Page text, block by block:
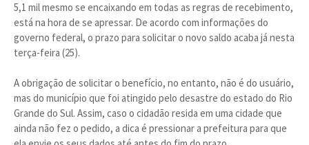
5,1 mil mesmo se encaixando em todas as regras de recebimento,
está na hora de se apressar. De acordo com informações do
governo federal, o prazo para solicitar o novo saldo acaba já nesta
terça-feira (25).
A obrigação de solicitar o benefício, no entanto, não é do usuário,
mas do município que foi atingido pelo desastre do estado do Rio
Grande do Sul. Assim, caso o cidadão resida em uma cidade que
ainda não fez o pedido, a dica é pressionar a prefeitura para que